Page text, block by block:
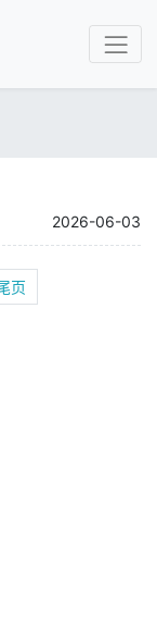
2026-06-03
页